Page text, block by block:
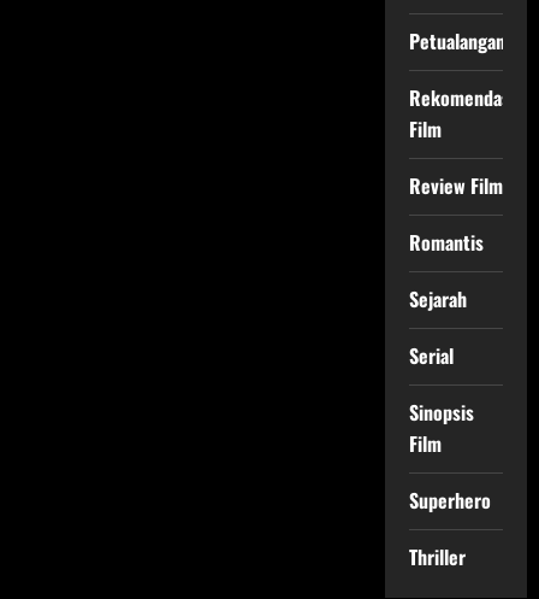
Petualangan
Rekomendasi
Film
Review Film
Romantis
Sejarah
Serial
Sinopsis
Film
Superhero
Thriller